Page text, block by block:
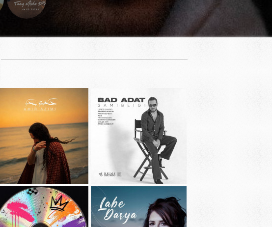
دانلود آهنگ جديد امیر عظیمی به نام
دختر بندر
دانلود آهنگ جديد سامی بیگی به نام بد
عادت